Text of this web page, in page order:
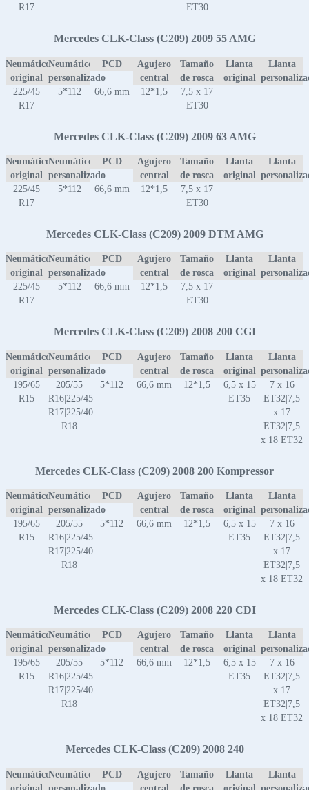
R17
ET30
Mercedes CLK-Class (C209) 2009 55 AMG
Neumático
original
Neumático
personalizado
PCD
Agujero
central
Tamaño
de rosca
Llanta
original
Llanta
225/45
R17
5*112 66,6 mm 12*1,5
7,5 x 17
ET30
Mercedes CLK-Class (C209) 2009 63 AMG
Neumático
original
Neumático
personalizado
PCD
Agujero
central
Tamaño
de rosca
Llanta
original
Llanta
225/45
R17
5*112 66,6 mm 12*1,5
7,5 x 17
ET30
Mercedes CLK-Class (C209) 2009 DTM AMG
Neumático
original
Neumático
personalizado
PCD
Agujero
central
Tamaño
de rosca
Llanta
original
Llanta
225/45
R17
5*112 66,6 mm 12*1,5
7,5 x 17
ET30
Mercedes CLK-Class (C209) 2008 200 CGI
Neumático
original
Neumático
personalizado
PCD
Agujero
central
Tamaño
de rosca
Llanta
original
Llanta
195/65
R15
205/55
R16|225/45
R17|225/40
R18
5*112 66,6 mm 12*1,5
6,5 x 15
ET35
7 x 16
ET32|7,5
x 17
ET32|7,5
x 18 ET32
Mercedes CLK-Class (C209) 2008 200 Kompressor
Neumático
original
Neumático
personalizado
PCD
Agujero
central
Tamaño
de rosca
Llanta
original
Llanta
195/65
R15
205/55
R16|225/45
R17|225/40
R18
5*112 66,6 mm 12*1,5
6,5 x 15
ET35
7 x 16
ET32|7,5
x 17
ET32|7,5
x 18 ET32
Mercedes CLK-Class (C209) 2008 220 CDI
Neumático
original
Neumático
personalizado
PCD
Agujero
central
Tamaño
de rosca
Llanta
original
Llanta
195/65
R15
205/55
R16|225/45
R17|225/40
R18
5*112 66,6 mm 12*1,5
6,5 x 15
ET35
7 x 16
ET32|7,5
x 17
ET32|7,5
x 18 ET32
Mercedes CLK-Class (C209) 2008 240
NeumáticoNeumático
PCD
Agujero
Tamaño
Llanta
Llanta